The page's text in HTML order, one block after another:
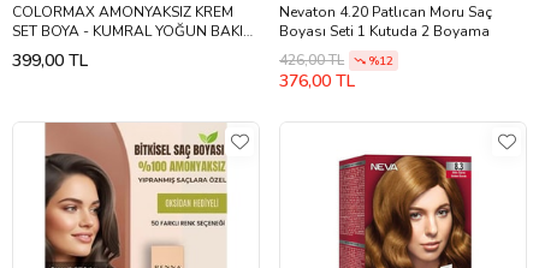
COLORMAX AMONYAKSIZ KREM
SET BOYA - KUMRAL YOĞUN BAKIR
7,44
399,00 TL
Nevaton 4.20 Patlıcan Moru Saç
Boyası Seti 1 Kutuda 2 Boyama
426,00 TL
%12
376,00 TL